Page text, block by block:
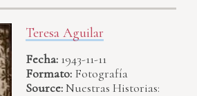
Teresa Aguilar
Fecha: 1943-11-11
Formato: Fotografía
Source:Nuestras Historias: